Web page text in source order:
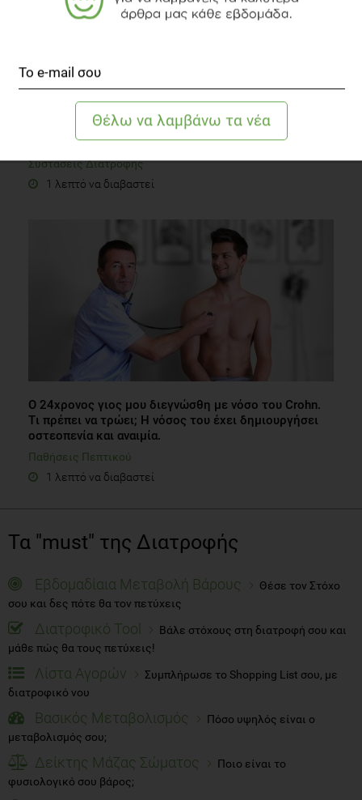
Χριστούγεννα χωρίς τύψεις
Συστάσεις Διατροφής
1 λεπτό να διαβαστεί
Ο 24χρονος γιος μου διεγνώσθη με νόσο του Crohn.
Tι πρέπει να τρώει; Η νόσος του έχει δημιουργήσει
οστεοπενία και αναιμία.
Παθήσεις Πεπτικού
1 λεπτό να διαβαστεί
Τα "must" της Διατροφής
Εβδομαδίαια Μεταβολή Βάρους
Θέσε τον Στόχο
σου και δες πότε θα τον πετύχεις
Διατροφικό Tool
Βάλε στόχους στη διατροφή σου και
μάθε πώς θα τους πετύχεις!
Λίστα Αγορών
Συμπλήρωσε το Shopping List σου, με
διατροφικό νου
Βασικός Μεταβολισμός
Πόσο υψηλός είναι ο
μεταβολισμός σου;
Δείκτης Μάζας Σώματος
Ποιο είναι το
φυσιολογικό σου βάρος;